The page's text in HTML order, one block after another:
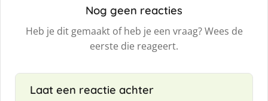
Nog geen reacties
Heb je dit gemaakt of heb je een vraag? Wees de
eerste die reageert.
Laat een reactie achter